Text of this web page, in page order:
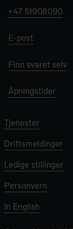
+47 51908090
E-post
Finn svaret selv
Åpningstider
Tjenester
Driftsmeldinger
Ledige stillinger
Personvern
In English